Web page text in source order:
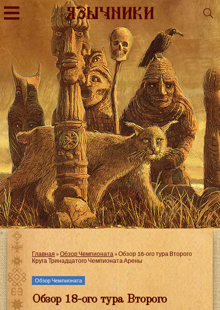
Главная » Обзор Чемпионата » Обзор 18-ого тура Второго
Круга Тринадцатого Чемпионата Арены
Обзор Чемпионата
Обзор 18-ого тура Второго